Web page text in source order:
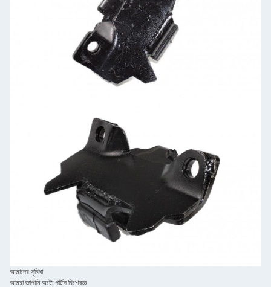
আমাদের সুবিধা
আমরা জাপানি অটো পার্টস বিশেষজ্ঞ